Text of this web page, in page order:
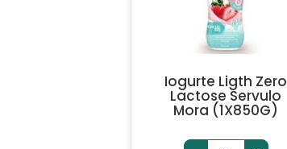
Iogurte Ligth Zero
Lactose Servulo
Mora (1X850G)